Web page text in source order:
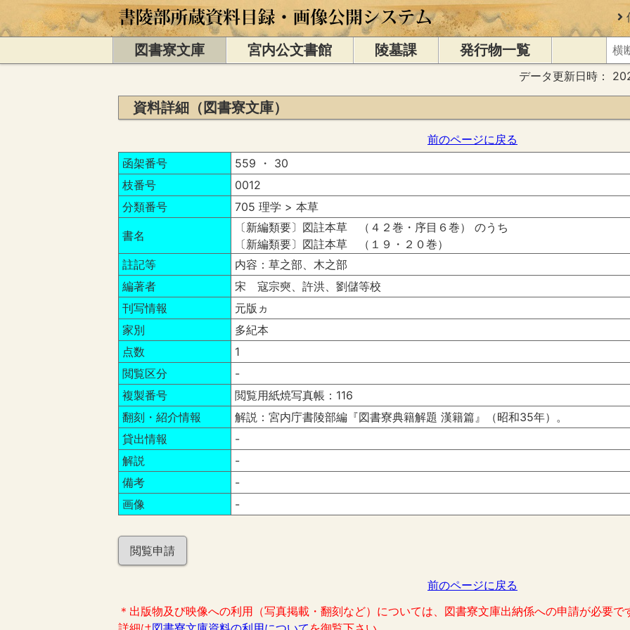
図書寮文庫 宮内公文書館 陵墓課 発行物一覧
データ更新日時：
資料詳細（図書寮文庫）
前のページに戻る
函架番号
559 ・ 30
枝番号
0012
分類番号
705 理学 > 本草
書名
〔新編類要〕図註本草 （４２巻・序目６巻） のうち
〔新編類要〕図註本草 （１９・２０巻）
註記等
内容：草之部、木之部
編著者
宋 寇宗奭、許洪、劉儲等校
刊写情報
元版ヵ
家別
多紀本
点数
1
閲覧区分
-
複製番号
閲覧用紙焼写真帳：116
翻刻・紹介情報
解説：宮内庁書陵部編『図書寮典籍解題 漢籍篇』（昭和35年）。
貸出情報
-
解説
-
備考
-
画像
-
閲覧申請
前のページに戻る
＊出版物及び映像への利用（写真掲載・翻刻など）については、図書寮文庫出納係への申請が必要で